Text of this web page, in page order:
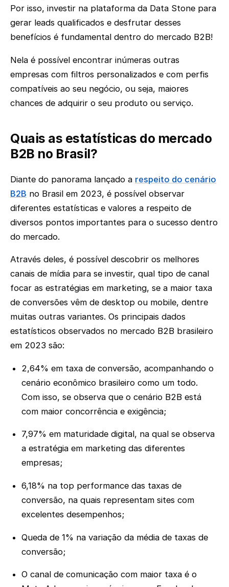
Por isso, investir na plataforma da Data Stone para
gerar leads qualificados e desfrutar desses
benefícios é fundamental dentro do mercado B2B!
Nela é possível encontrar inúmeras outras
empresas com filtros personalizados e com perfis
compatíveis ao seu negócio, ou seja, maiores
chances de adquirir o seu produto ou serviço.
Quais as estatísticas do mercado
B2B no Brasil?
Diante do panorama lançado a respeito do cenário
B2B no Brasil em 2023, é possível observar
diferentes estatísticas e valores a respeito de
diversos pontos importantes para o sucesso dentro
do mercado.
Através deles, é possível descobrir os melhores
canais de mídia para se investir, qual tipo de canal
focar as estratégias em marketing, se a maior taxa
de conversões vêm de desktop ou mobile, dentre
muitas outras variantes. Os principais dados
estatísticos observados no mercado B2B brasileiro
em 2023 são:
2,64% em taxa de conversão, acompanhando o
cenário econômico brasileiro como um todo.
Com isso, se observa que o cenário B2B está
com maior concorrência e exigência;
7,97% em maturidade digital, na qual se observa
a estratégia em marketing das diferentes
empresas;
6,18% na top performance das taxas de
conversão, na quais representam sites com
excelentes desempenhos;
Queda de 1% na variação da média de taxas de
conversão;
O canal de comunicação com maior taxa é o